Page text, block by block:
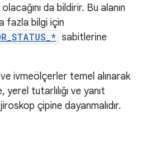
da bildirir. Bu alanın
fazla bilgi için
sabitlerine
ivmeölçerler temel alınarak
tutarlılığı ve yanıt
çipine dayanmalıdır.